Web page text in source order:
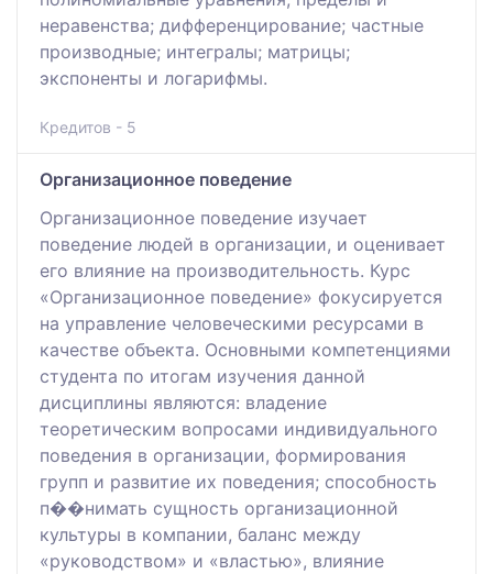
неравенства; дифференцирование; частные
производные; интегралы; матрицы;
экспоненты и логарифмы.
Кредитов - 5
Организационное поведение
Организационное поведение изучает
поведение людей в организации, и оценивает
его влияние на производительность. Курс
«Организационное поведение» фокусируется
на управление человеческими ресурсами в
качестве объекта. Основными компетенциями
студента по итогам изучения данной
дисциплины являются: владение
теоретическим вопросами индивидуального
поведения в организации, формирования
групп и развитие их поведения; способность
п��нимать сущность организационной
культуры в компании, баланс между
«руководством» и «властью», влияние